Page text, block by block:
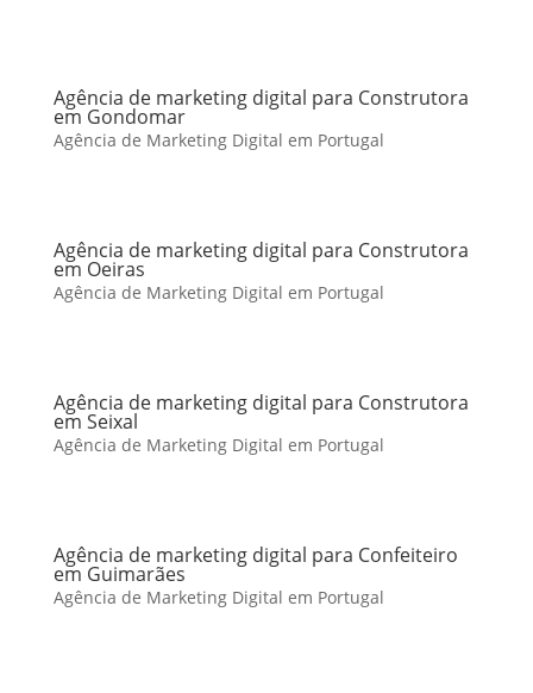
Agência de marketing digital para Construtora
em Gondomar
Agência de Marketing Digital em Portugal
Agência de marketing digital para Construtora
em Oeiras
Agência de Marketing Digital em Portugal
Agência de marketing digital para Construtora
em Seixal
Agência de Marketing Digital em Portugal
Agência de marketing digital para Confeiteiro
em Guimarães
Agência de Marketing Digital em Portugal